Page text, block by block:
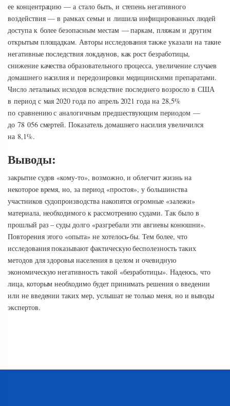
ее концентрацию — а стало быть, и степень негативного
воздействия — в рамках семьи и лишила инфицированных людей
доступа к более безопасным местам — паркам, пляжам и другим
открытым площадкам. Авторы исследования также указали на такие
негативные последствия локдаунов, как рост безработицы,
снижение качества образовательного процесса, увеличение случаев
домашнего насилия и передозировки медицинскими препаратами.
Число летальных исходов вследствие последнего возросло в США
в период с мая 2020 года по апрель 2021 года на 28,5%
по сравнению с аналогичным предшествующим периодом —
до 78 056 смертей. Показатель домашнего насилия увеличился
на 8,1%.
Выводы:
закрытие судов «кому-то», возможно, и облегчит жизнь на
некоторое время, но, за период «простоя», у большинства
участников судопроизводства накопятся огромные «залежи»
материала, необходимого к рассмотрению судами. Так было в
прошлый раз – суды долго «разгребали эти авгиевы конюшни».
Повторения этого «опыта» не хотелось-бы. Тем более, что
исследования показывают фактическую бесполезность таких
методов для здоровья населения в целом и очевидную
экономическую негативность такой «безработицы». Надеюсь, что
лица, которым необходимо будет принимать решения о введении
или не введении таких мер, услышат не только меня, но и выводы
экспертов.